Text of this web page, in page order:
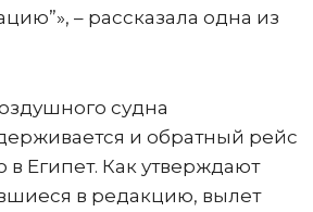
– рассказала одна из
судна
и обратный рейс
в Египет. Как утверждают
в редакцию, вылет